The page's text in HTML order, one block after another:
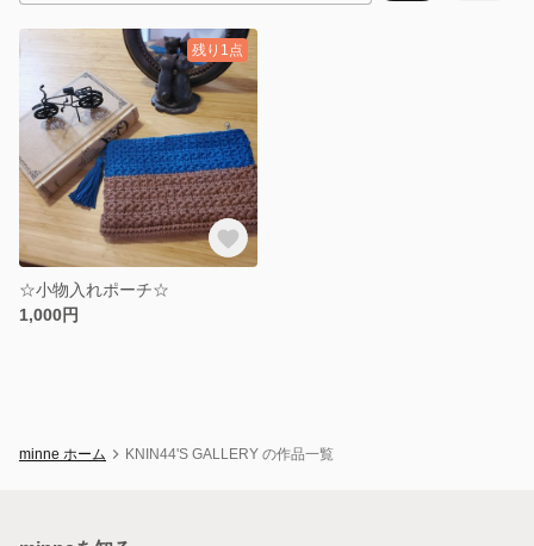
残り1点
☆小物入れポーチ☆
1,000円
minne ホーム KNIN44'S GALLERY の作品一覧